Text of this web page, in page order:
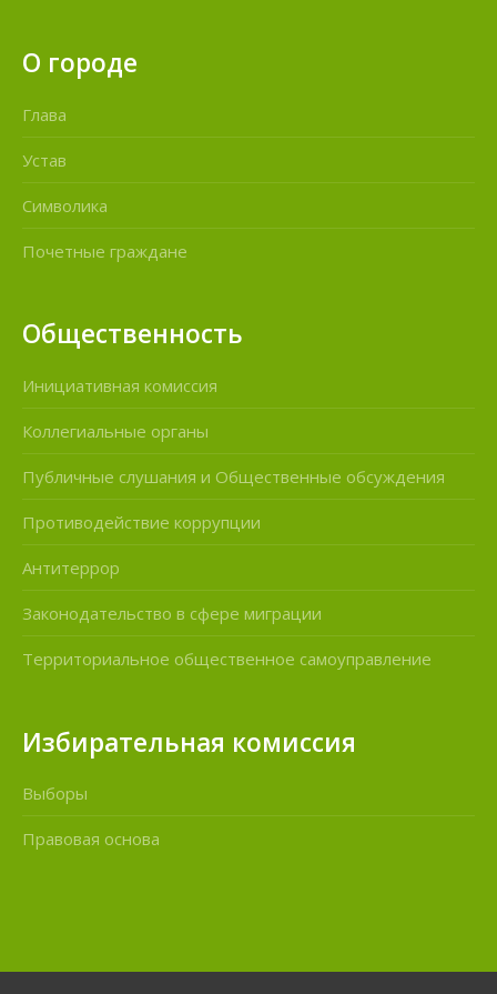
О городе
Глава
Устав
Символика
Почетные граждане
Общественность
Инициативная комиссия
Коллегиальные органы
Публичные слушания и Общественные обсуждения
Противодействие коррупции
Антитеррор
Законодательство в сфере миграции
Территориальное общественное самоуправление
Избирательная комиссия
Выборы
Правовая основа